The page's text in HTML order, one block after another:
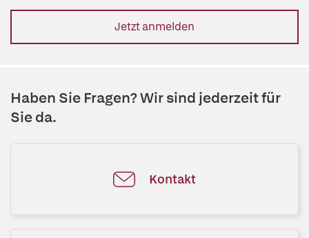
Jetzt anmelden
Haben Sie Fragen? Wir sind jederzeit für
Sie da.
Kontakt